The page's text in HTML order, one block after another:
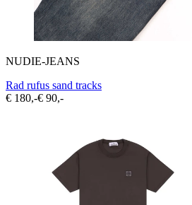
NUDIE-JEANS
Rad rufus sand tracks
€ 180,-€ 90,-